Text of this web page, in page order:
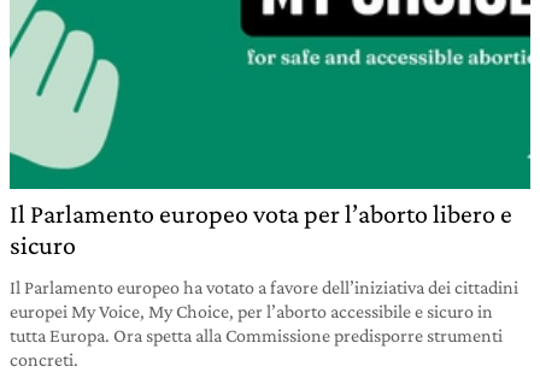
Il Parlamento europeo vota per l’aborto libero e
sicuro
Il Parlamento europeo ha votato a favore dell’iniziativa dei cittadini
europei My Voice, My Choice, per l’aborto accessibile e sicuro in
tutta Europa. Ora spetta alla Commissione predisporre strumenti
concreti.